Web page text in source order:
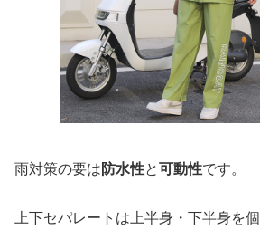
雨対策の要は防水性と可動性です。
上下セパレートは上半身・下半身を個